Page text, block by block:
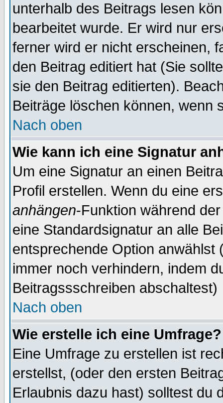
unterhalb des Beitrags lesen
bearbeitet wurde. Er wird nur
ferner wird er nicht erscheinen,
den Beitrag editiert hat (Sie
sie den Beitrag editierten).
Beiträge löschen können, wenn
Nach oben
Wie kann ich eine Signatur
Um eine Signatur an einen
Profil erstellen. Wenn du eine
anhängen-Funktion während
eine Standardsignatur an alle
entsprechende Option anwählst
immer noch verhindern, indem
Beitragssschreiben abschaltest)
Nach oben
Wie erstelle ich eine Umfrage?
Eine Umfrage zu erstellen ist
erstellst, (oder den ersten
Erlaubnis dazu hast) solltest du